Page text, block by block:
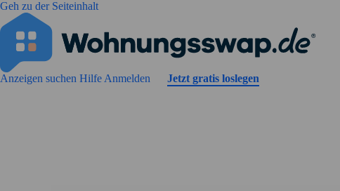
Geh zu der Seiteinhalt
Anzeigen suchen Hilfe Anmelden Jetzt gratis loslegen